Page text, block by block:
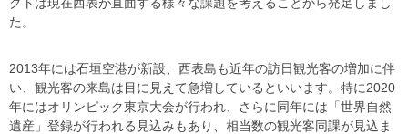
た。
2013年には石垣空港が新設、西表島も近年の訪日観光客の増加に伴
い、観光客の来島は目に見えて急増しているといいます。特に2020
年にはオリンピック東京大会が行われ、さらに同年には「世界自然
遺産」登録が行われる見込みもあり、相当数の観光客同課が見込ま